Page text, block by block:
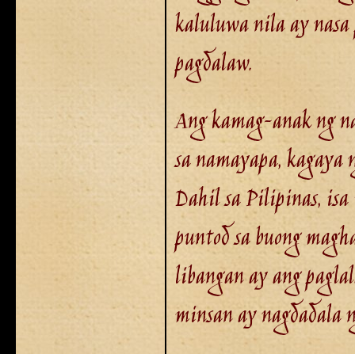
kaluluwa nila ay
pagdalaw.
Ang kamag-anak ng
sa namayapa,
Dahil sa Pilipinas, isa
puntod sa buong
libangan ay ang
minsan ay nagdadala